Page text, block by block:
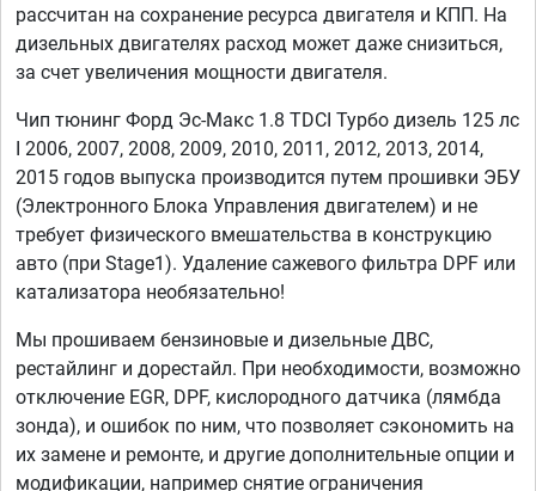
рассчитан на сохранение ресурса двигателя и КПП. На
дизельных двигателях расход может даже снизиться,
за счет увеличения мощности двигателя.
Чип тюнинг Форд Эс-Макс 1.8 TDCI Турбо дизель 125 лс
I 2006, 2007, 2008, 2009, 2010, 2011, 2012, 2013, 2014,
2015 годов выпуска производится путем прошивки ЭБУ
(Электронного Блока Управления двигателем) и не
требует физического вмешательства в конструкцию
авто (при Stage1). Удаление сажевого фильтра DPF или
катализатора необязательно!
Мы прошиваем бензиновые и дизельные ДВС,
рестайлинг и дорестайл. При необходимости, возможно
отключение EGR, DPF, кислородного датчика (лямбда
зонда), и ошибок по ним, что позволяет сэкономить на
их замене и ремонте, и другие дополнительные опции и
модификации, например снятие ограничения